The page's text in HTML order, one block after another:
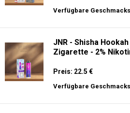
Verfügbare
JNR - Shisha
Zigarette - 2%
Preis: 22.5 €
Verfügbare